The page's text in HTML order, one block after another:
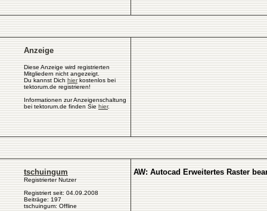
Anzeige
Diese Anzeige wird registrierten
Mitgliedern nicht angezeigt.
Du kannst Dich hierkostenlos bei
tektorum.de registrieren!
Informationen zur Anzeigenschaltung
bei tektorum.de finden Sie hier.
tschuingum
Registrierter Nutzer
Registriert seit: 04.09.2008
Beiträge: 197
tschuingum: Offline
AW: Autocad Erweitertes Raster